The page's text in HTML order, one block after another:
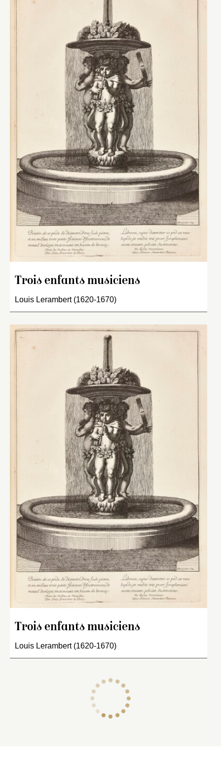
Trois enfants musiciens
Louis Lerambert (1620-1670)
Trois enfants musiciens
Louis Lerambert (1620-1670)